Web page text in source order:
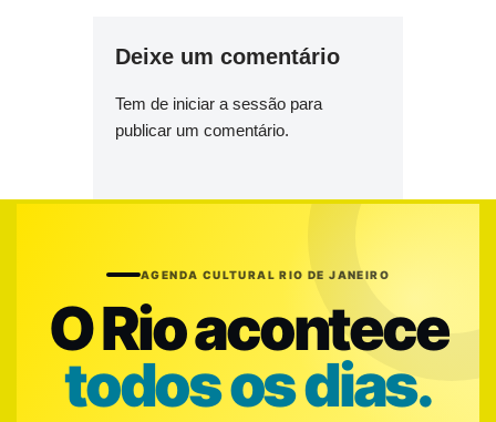
Deixe um comentário
Tem de iniciar a sessão para
publicar um comentário.
AGENDA CULTURAL RIO DE JANEIRO
O Rio acontece
todos os dias.